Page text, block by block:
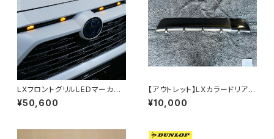
LXフロントグリルLEDマーカー
for RAV4 (50系)
¥50,600
【アウトレット】LXカラードリアバ
ンパーボトムライン(未塗装品)
¥10,000